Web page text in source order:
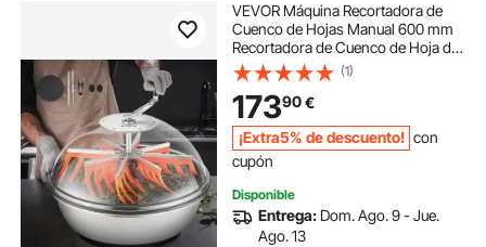
VEVOR Máquina Recortadora de
Cuenco de Hojas Manual 600 mm
Recortadora de Cuenco de Hoja de
Brote con Tapa Transparente y 3
Rejillas de Acero Inoxidable para
Brotes de Flores, Hierbas
Aromáticas
(1)
17390€
¡Extra5% de descuento! con
cupón
Disponible
Entrega: Dom. Ago. 9 - Jue.
Ago. 13